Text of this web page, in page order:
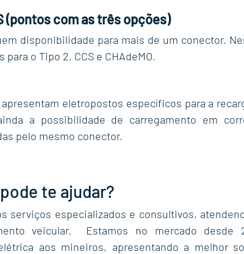
(pontos com as três opções)
disponibilidade para mais de um conector.
o Tipo 2, CCS e CHAdeMO.
apresentam eletropostos específicos para a
a possibilidade de carregamento em
pelo mesmo conector.
te ajudar?
serviços especializados e consultivos,
veicular.  Estamos no mercado desde
aos mineiros, apresentando a melhor